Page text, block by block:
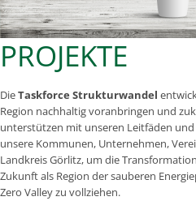
PROJEKTE
DieTaskforce Strukturwandel
Region nachhaltig voranbringen und
unterstützen mit unseren Leitfäden
unsere Kommunen, Unternehmen,
Landkreis Görlitz, um die
Zukunft als Region der sauberen
Zero Valley zu vollziehen.